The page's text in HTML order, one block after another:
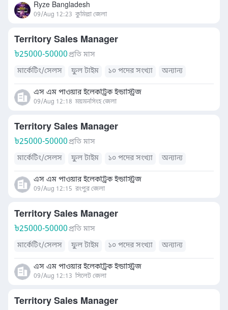
Ryze Bangladesh
09/Aug 12:23 কুমিল্লা জেলা
Territory Sales Manager
৳25000-50000প্রতি মাস
মার্কেটিং/সেলস
ফুল টাইম ১০ পদের সংখ্যা অন্যান্য
এস এম পাওয়ার ইলেকট্রিক ইন্ডাস্ট্রিজ
09/Aug 12:18 ময়মনসিংহ জেলা
Territory Sales Manager
৳25000-50000প্রতি মাস
মার্কেটিং/সেলস
ফুল টাইম ১০ পদের সংখ্যা অন্যান্য
এস এম পাওয়ার ইলেকট্রিক ইন্ডাস্ট্রিজ
09/Aug 12:15 রংপুর জেলা
Territory Sales Manager
৳25000-50000প্রতি মাস
মার্কেটিং/সেলস
ফুল টাইম ১০ পদের সংখ্যা অন্যান্য
এস এম পাওয়ার ইলেকট্রিক ইন্ডাস্ট্রিজ
09/Aug 12:13 সিলেট জেলা
Territory Sales Manager